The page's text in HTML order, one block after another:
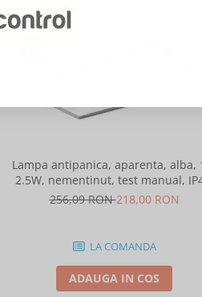
Lampa antipanica, aparenta, alba,
2.5W, nementinut, test manual,
lentile punct de siguranta, Intelight
256,09 RON218,00 RON
LA COMANDA
ADAUGA IN COS